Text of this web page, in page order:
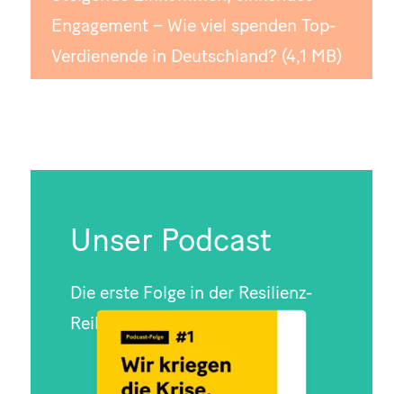
Engagement – Wie viel spenden Top-
Verdienende in Deutschland? (4,1 MB)
Unser Podcast
Die erste Folge in der Resilienz-
Reihe